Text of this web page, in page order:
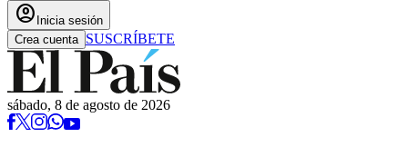
account_circle Inicia sesión
Crea cuenta SUSCRÍBETE
sábado, 8 de agosto de 2026